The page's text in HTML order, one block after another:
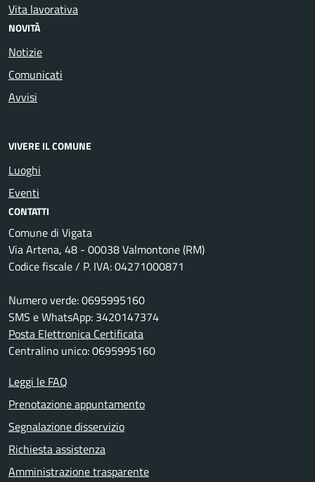
Vita lavorativa
NOVITÀ
Notizie
Comunicati
Avvisi
VIVERE IL COMUNE
Luoghi
Eventi
CONTATTI
Comune di Vigata
Via Artena, 48 - 00038 Valmontone (RM)
Codice fiscale / P. IVA: 04271000871
Numero verde: 0695995160
SMS e WhatsApp: 3420147374
Posta Elettronica Certificata
Centralino unico: 0695995160
Leggi le FAQ
Prenotazione appuntamento
Segnalazione disservizio
Richiesta assistenza
Amministrazione trasparente